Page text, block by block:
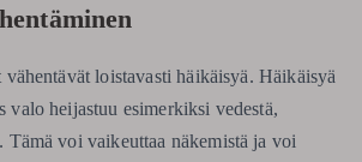
loistavasti häikäisyä. Häikäisyä
valo heijastuu esimerkiksi vedestä,
Tämä voi vaikeuttaa näkemistä ja voi